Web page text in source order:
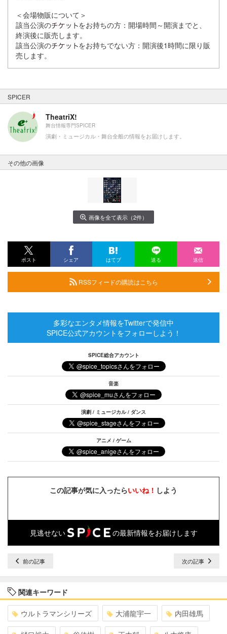
＜会場物販について＞
該当公演の
をお持ちの方：開場時間～開演までと、
終演後に販売します。
該当公演の
をお持ちでない方：開演後1時間に限り販
売します。
SPICER
TheatriX!
舞台情報専門SPICER
演劇・ミュージカル・舞台全般の情報をお届けします。
その他の画像
画像を全て表示（2件）
ポスト シェア はてブ 送る 送信
RSSフィードの購読はこちら
多彩なエンタメ情報をTwitterで発信中
SPICE公式アカウントをフォローしよう！
SPICE総合アカウント
音楽
演劇 / ミュージカル / ダンス
アニメ / ゲーム
この記事が気に入ったらいいね！ しよう
見逃せない の最新情報をお届けします
前の記事 次の記事
関連キーワード
ウルトラマンシリーズ 大浦龍宇一 内田雄馬